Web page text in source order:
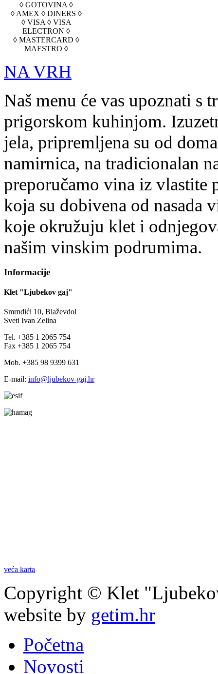
◊ GOTOVINA ◊
◊ AMEX ◊ DINERS ◊
◊ VISA ◊ VISA
ELECTRON ◊
◊ MASTERCARD ◊
MAESTRO ◊
NA VRH
Naš menu će vas upoznati s
prigorskom kuhinjom.
jela, pripremljena su od
namirnica, na tradicionalan
preporučamo vina iz vlastite
koja su dobivena od nasada
koje okružuju klet i
našim vinskim podrumima.
Informacije
Klet "Ljubekov gaj"
Smrndići 10, Blaževdol
Sveti Ivan Zelina
Tel. +385 1 2065 754
Fax +385 1 2065 754
Mob. +385 98 9399 631
E-mail: info@ljubekov-gaj.hr
veća karta
Copyright © Klet
website by getim.hr
Početna
Novosti